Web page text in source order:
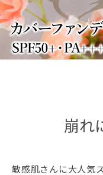
崩れ
敏感肌さんに大人気